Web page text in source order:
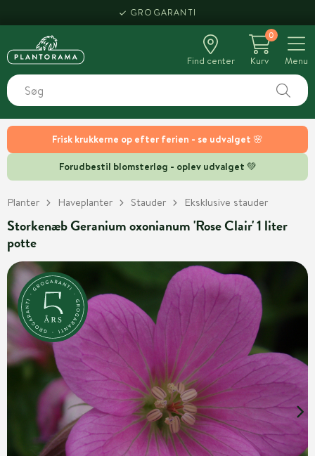
Frisk krukkerne op efter ferien - se udvalget 🌸
Forudbestil blomsterløg - oplev udvalget 💚
GROGARANTI
Find center
0
Kurv
Menu
Planter Haveplanter Stauder Eksklusive stauder
Storkenæb Geranium oxonianum 'Rose Clair' 1 liter
potte